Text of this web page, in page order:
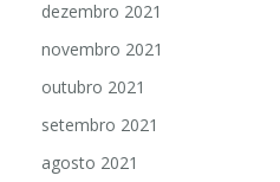
dezembro 2021
novembro 2021
outubro 2021
setembro 2021
agosto 2021